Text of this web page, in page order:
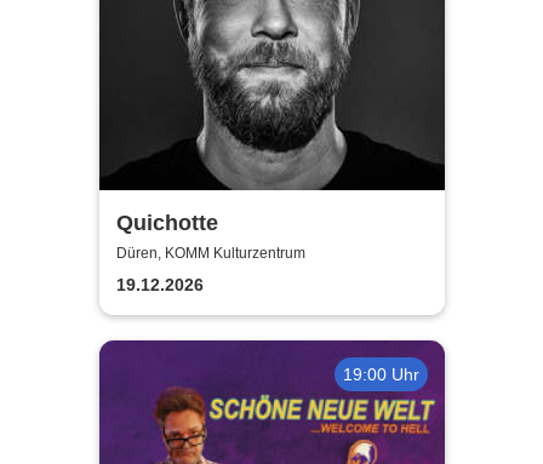
Quichotte
Düren, KOMM Kulturzentrum
19.12.2026
19:00 Uhr